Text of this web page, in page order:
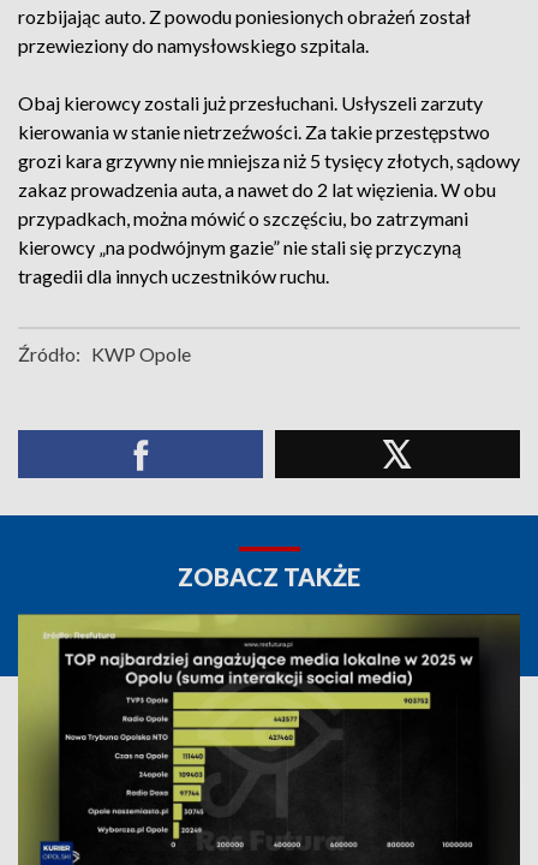
rozbijając auto. Z powodu poniesionych obrażeń został
przewieziony do namysłowskiego szpitala.
Obaj kierowcy zostali już przesłuchani. Usłyszeli zarzuty
kierowania w stanie nietrzeźwości. Za takie przestępstwo
grozi kara grzywny nie mniejsza niż 5 tysięcy złotych, sądowy
zakaz prowadzenia auta, a nawet do 2 lat więzienia. W obu
przypadkach, można mówić o szczęściu, bo zatrzymani
kierowcy „na podwójnym gazie” nie stali się przyczyną
tragedii dla innych uczestników ruchu.
Źródło: KWP Opole
ZOBACZ TAKŻE